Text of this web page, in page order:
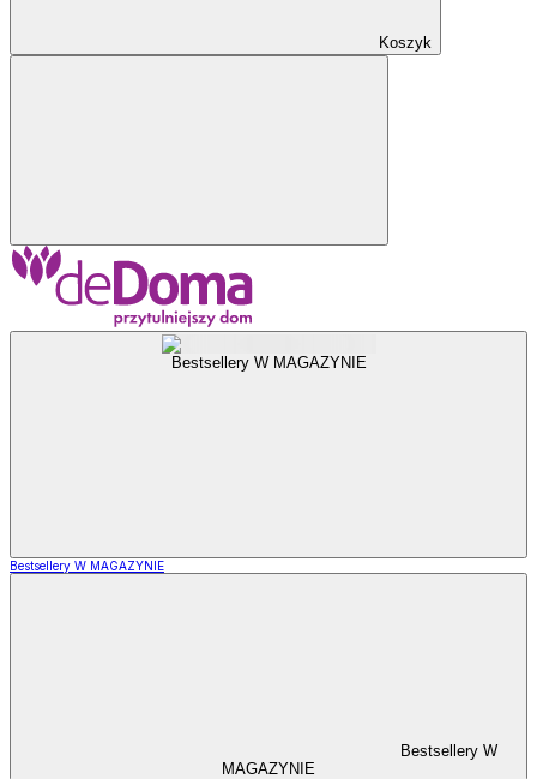
Koszyk
Bestsellery W MAGAZYNIE
Bestsellery W MAGAZYNIE
Bestsellery W
MAGAZYNIE